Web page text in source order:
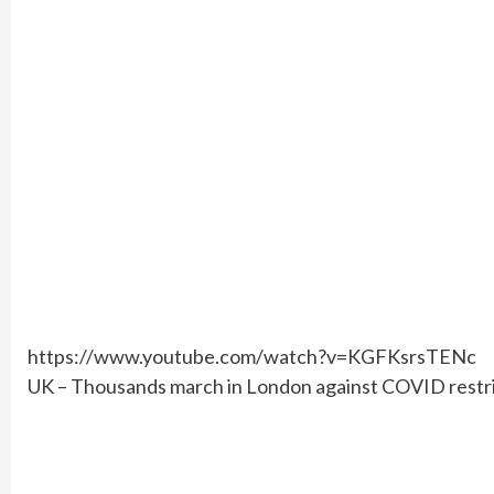
https://www.youtube.com/watch?v=KGFKsrsTENc
UK – Thousands march in London against COVID